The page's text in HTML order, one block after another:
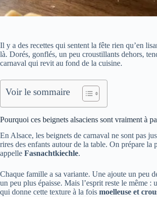
Il y a des recettes qui sentent la fête rien qu’en
là. Dorés, gonflés, un peu croustillants dehors,
carnaval qui revit au fond de la cuisine.
Voir le sommaire
Pourquoi ces beignets alsaciens sont vraiment à
En Alsace, les beignets de carnaval ne sont pas
rires des enfants autour de la table. On prépare la
appelle Fasnachtkiechle.
Chaque famille a sa variante. Une ajoute un peu
un peu plus épaisse. Mais l’esprit reste le même :
qui donne cette texture à la fois moelleuse et